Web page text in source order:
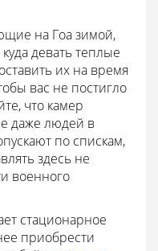
на Гоа зимой,
девать теплые
их на время
вас не постигло
что камер
даже людей в
по спискам,
здесь не
военного
стационарное
приобрести